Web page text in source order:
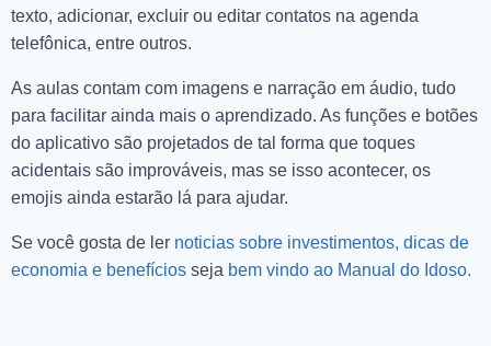
texto, adicionar, excluir ou editar contatos na agenda
telefônica, entre outros.
As aulas contam com imagens e narração em áudio, tudo
para facilitar ainda mais o aprendizado. As funções e botões
do aplicativo são projetados de tal forma que toques
acidentais são improváveis, mas se isso acontecer, os
emojis ainda estarão lá para ajudar.
Se você gosta de ler noticias sobre investimentos, dicas de
economia e benefícios seja bem vindo ao Manual do Idoso.